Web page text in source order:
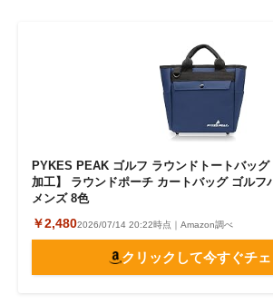
PYKES PEAK ゴルフ ラウンドトートバッ
加工】 ラウンドポーチ カートバッグ ゴルフ
メンズ 8色
￥2,4802026/07/14 20:22時点｜Amazon調べ
クリックして今すぐチェ